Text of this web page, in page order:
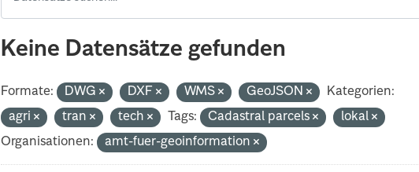
Keine Datensätze gefunden
Formate: DWG DXF WMS GeoJSON
Kategorien:
agri
tran tech Tags: Cadastral parcels
lokal
Organisationen:
amt-fuer-geoinformation